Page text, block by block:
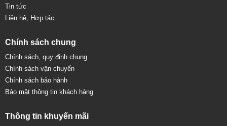
Tin tức
Liên hệ, Hợp tác
Chính sách chung
Chính sách, quy định chung
Chính sách vận chuyển
Chính sách bảo hành
Bảo mật thông tin khách hàng
Thông tin khuyến mãi